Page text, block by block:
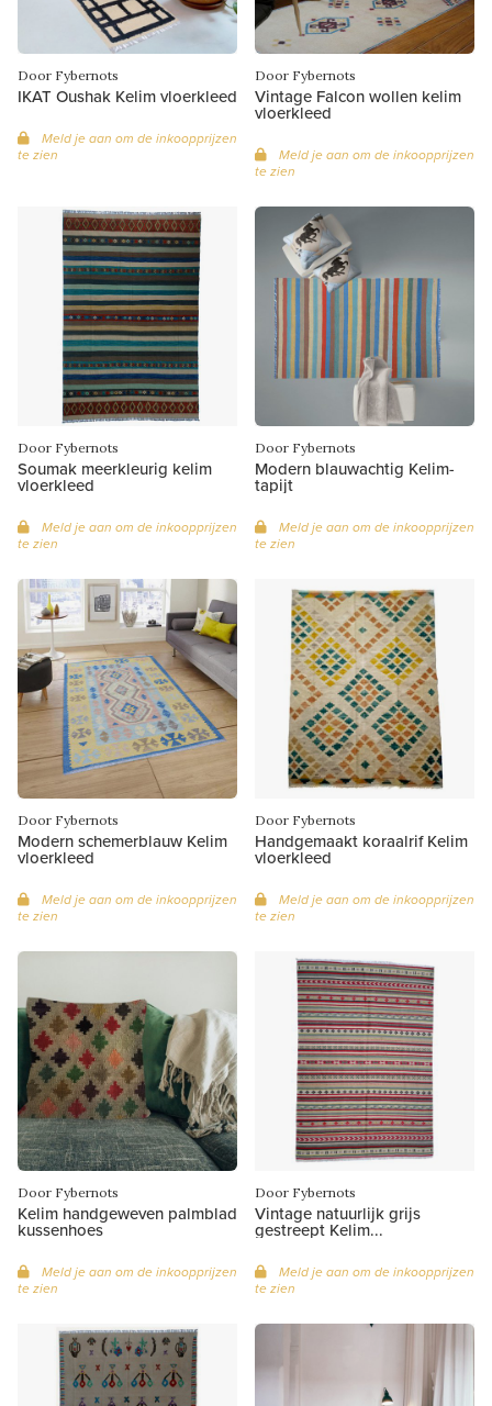
Door Fybernots
IKAT Oushak Kelim vloerkleed
Meld je aan om de inkoopprijzen
te zien
Door Fybernots
Vintage Falcon wollen kelim
vloerkleed
Meld je aan om de inkoopprijzen
te zien
Door Fybernots
Soumak meerkleurig kelim
vloerkleed
Meld je aan om de inkoopprijzen
te zien
Door Fybernots
Modern blauwachtig Kelim-
tapijt
Meld je aan om de inkoopprijzen
te zien
Door Fybernots
Modern schemerblauw Kelim
vloerkleed
Meld je aan om de inkoopprijzen
te zien
Door Fybernots
Handgemaakt koraalrif Kelim
vloerkleed
Meld je aan om de inkoopprijzen
te zien
Door Fybernots
Kelim handgeweven palmblad
kussenhoes
Meld je aan om de inkoopprijzen
te zien
Door Fybernots
Vintage natuurlijk grijs
gestreept Kelim...
Meld je aan om de inkoopprijzen
te zien